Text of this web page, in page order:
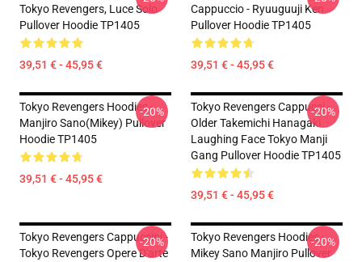
Tokyo Revengers, Luce Solo
Pullover Hoodie TP1405
39,51 € - 45,95 €
Cappuccio - Ryuuguuji Ken
Pullover Hoodie TP1405
39,51 € - 45,95 €
Tokyo Revengers Hoodies -
Manjiro Sano(Mikey) Pullover
Hoodie TP1405
39,51 € - 45,95 €
-20%
Tokyo Revengers Cappucci -
Older Takemichi Hanagaki
Laughing Face Tokyo Manji
Gang Pullover Hoodie TP1405
39,51 € - 45,95 €
-20%
Tokyo Revengers Cappuccini -
Tokyo Revengers Opere D'arte
-20%
Tokyo Revengers Hoodies -
Mikey Sano Manjiro Pullover
-20%